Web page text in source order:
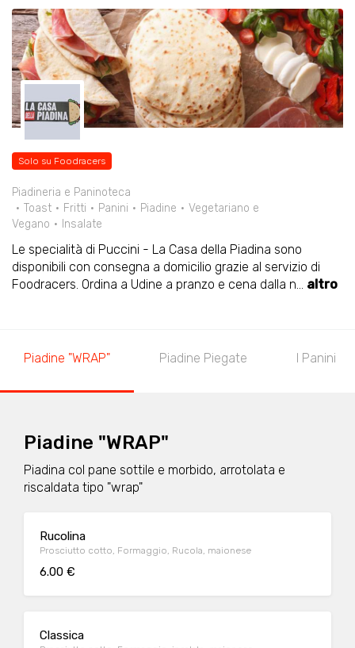
Solo su Foodracers
Piadineria e Paninoteca
Toast
Fritti Panini Piadine
Vegetariano e
Vegano
Insalate
Le specialità di Puccini - La Casa della Piadina sono
disponibili con consegna a domicilio grazie al servizio di
Foodracers. Ordina a Udine a pranzo e cena dalla n... altro
Piadine "WRAP" Piadine Piegate I Panini
Piadine "WRAP"
Piadina col pane sottile e morbido, arrotolata e
riscaldata tipo "wrap"
Rucolina
Prosciutto cotto, Formaggio, Rucola, maionese
6.00 €
Classica